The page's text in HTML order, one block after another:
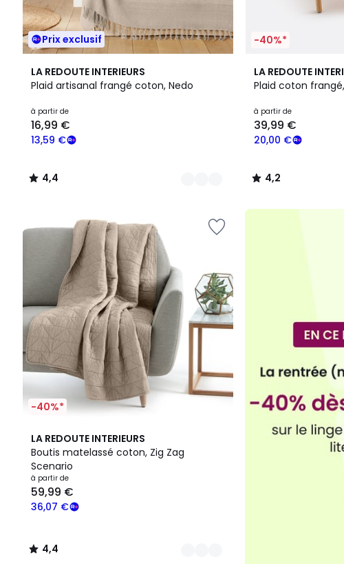
Prix exclusif
LA REDOUTE INTERIEURS
Plaid artisanal frangé coton, Nedo
Prix
à
partir
€
programme
place
13,59
€.
à partir de
13,59 €
16,99 €
4,4
/ 5
12
Couleurs
4,4
/
-40%*
LA REDOUTE
Plaid coton
à partir de
20,00 €
39,99 €
4,2
/ 5
5
Couleurs
4,2
/
-40%*
LA REDOUTE INTERIEURS
Boutis matelassé coton, Zig Zag
Scenario
à partir de
36,07 €
59,99 €
4,4
/ 5
9
Couleurs
4,4
/